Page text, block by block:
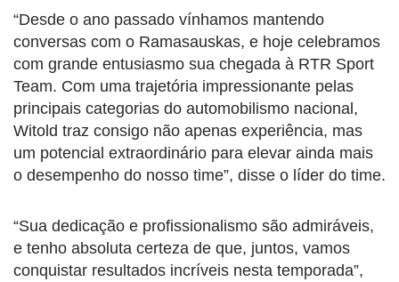
“Desde o ano passado vínhamos mantendo
conversas com o Ramasauskas, e hoje celebramos
com grande entusiasmo sua chegada à RTR Sport
Team. Com uma trajetória impressionante pelas
principais categorias do automobilismo nacional,
Witold traz consigo não apenas experiência, mas
um potencial extraordinário para elevar ainda mais
o desempenho do nosso time”, disse o líder do time.
“Sua dedicação e profissionalismo são admiráveis,
e tenho absoluta certeza de que, juntos, vamos
conquistar resultados incríveis nesta temporada”,